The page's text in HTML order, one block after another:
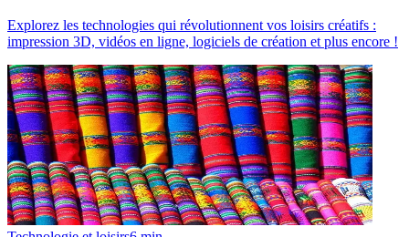
Explorez les technologies qui révolutionnent vos loisirs créatifs :
impression 3D, vidéos en ligne, logiciels de création et plus encore !